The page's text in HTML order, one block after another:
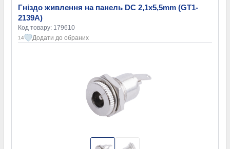
Гніздо живлення на панель DC 2,1x5,5mm (GT1-
2139A)
Код товару: 179610
14 Додати до обраних